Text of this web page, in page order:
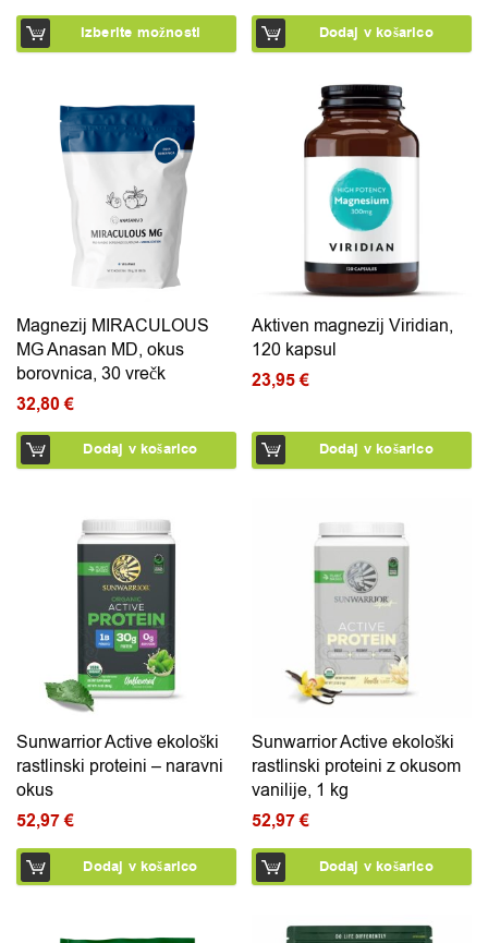
Izberite možnosti Dodaj v košarico
Magnezij MIRACULOUS
MG Anasan MD, okus
borovnica, 30 vrečk
32,80€
Dodaj v košarico
Aktiven magnezij Viridian,
120 kapsul
23,95€
Dodaj v košarico
Sunwarrior Active ekološki
rastlinski proteini – naravni
okus
52,97€
Dodaj v košarico
Sunwarrior Active ekološki
rastlinski proteini z okusom
vanilije, 1 kg
52,97€
Dodaj v košarico
Ta izdelek ima več različic. Možnosti lahko izberete
Ta izdelek ima več